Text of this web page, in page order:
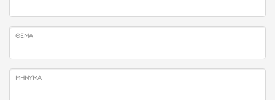
ΘΈΜΑ
ΜΉΝΥΜΑ